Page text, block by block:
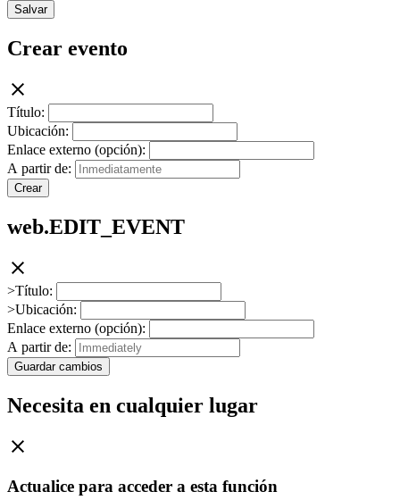
Salvar
Crear evento
Título:
Ubicación:
Enlace externo (opción):
A partir de:
Crear
web.EDIT_EVENT
>Título:
>Ubicación:
Enlace externo (opción):
A partir de:
Guardar cambios
Necesita en cualquier lugar
Actualice para acceder a esta función